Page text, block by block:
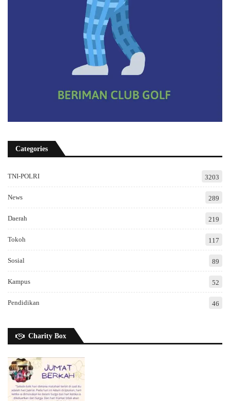
Categories
TNI-POLRI 3203
News 289
Daerah 219
Tokoh 117
Sosial 89
Kampus 52
Pendidikan 46
Charity Box